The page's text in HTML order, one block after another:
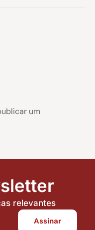
um
relevantes